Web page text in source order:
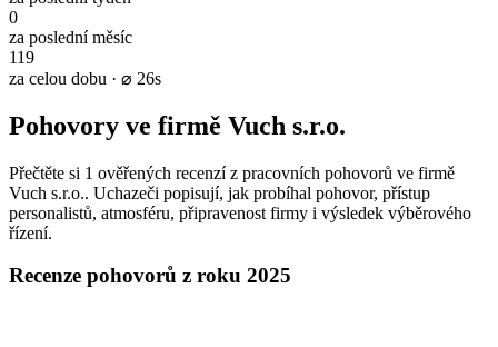
0
za poslední měsíc
119
za celou dobu · ⌀ 26s
Pohovory ve firmě Vuch s.r.o.
Přečtěte si 1 ověřených recenzí z pracovních pohovorů ve firmě
Vuch s.r.o.. Uchazeči popisují, jak probíhal pohovor, přístup
personalistů, atmosféru, připravenost firmy i výsledek výběrového
řízení.
Recenze pohovorů z roku 2025